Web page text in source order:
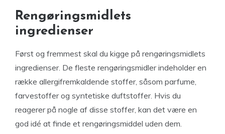
Rengøringsmidlets
ingredienser
Først og fremmest skal du kigge på rengøringsmidlets
ingredienser. De fleste rengøringsmidler indeholder en
række allergifremkaldende stoffer, såsom parfume,
farvestoffer og syntetiske duftstoffer. Hvis du
reagerer på nogle af disse stoffer, kan det være en
god idé at finde et rengøringsmiddel uden dem.